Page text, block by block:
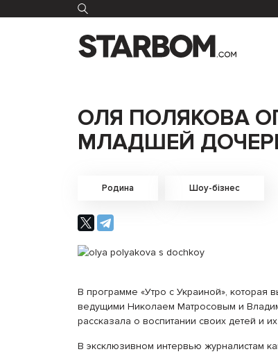
ОЛЯ ПОЛЯКОВА
МЛАДШЕЙ
Родина Шоу-бізнес
В программе «Утро с Украиной», которая
ведущими Николаем Матросовым и
рассказала о воспитании своих детей и
В эксклюзивном интервью журналистам